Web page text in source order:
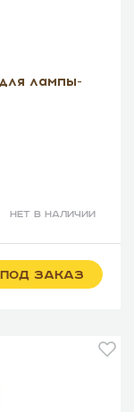
лампы-
нет в наличии
ЗАКАЗ